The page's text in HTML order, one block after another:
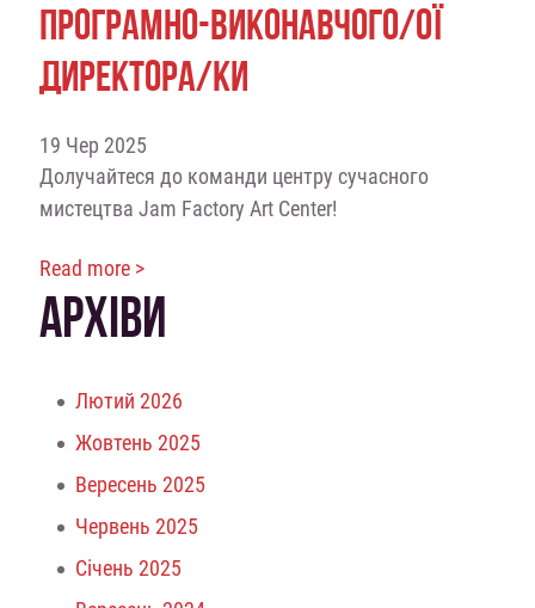
ПРОГРАМНО-ВИКОНАВЧОГО/ОЇ
ДИРЕКТОРА/КИ
19 Чер 2025
Долучайтеся до команди центру сучасного
мистецтва Jam Factory Art Center!
Read more >
АРХІВИ
Лютий 2026
Жовтень 2025
Вересень 2025
Червень 2025
Січень 2025